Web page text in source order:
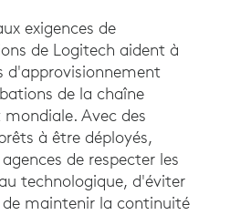
exigences de
de Logitech aident à
d'approvisionnement
de la chaîne
Avec des
à être déployés,
de respecter les
technologique, d'éviter
maintenir la continuité